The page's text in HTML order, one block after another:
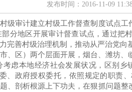
发布时间：2016-11-09
级审计建立村级工作督查制度试点
分地区开展审计督查试点，通过把
完善村级治理机制，推动从严治党向
、区）两个层面开展，烟台、潍坊
虑本地经济社会发展状况，区别
、政府授权委托，依照规定的职责
、剖析根源上下功夫，在狠抓问题